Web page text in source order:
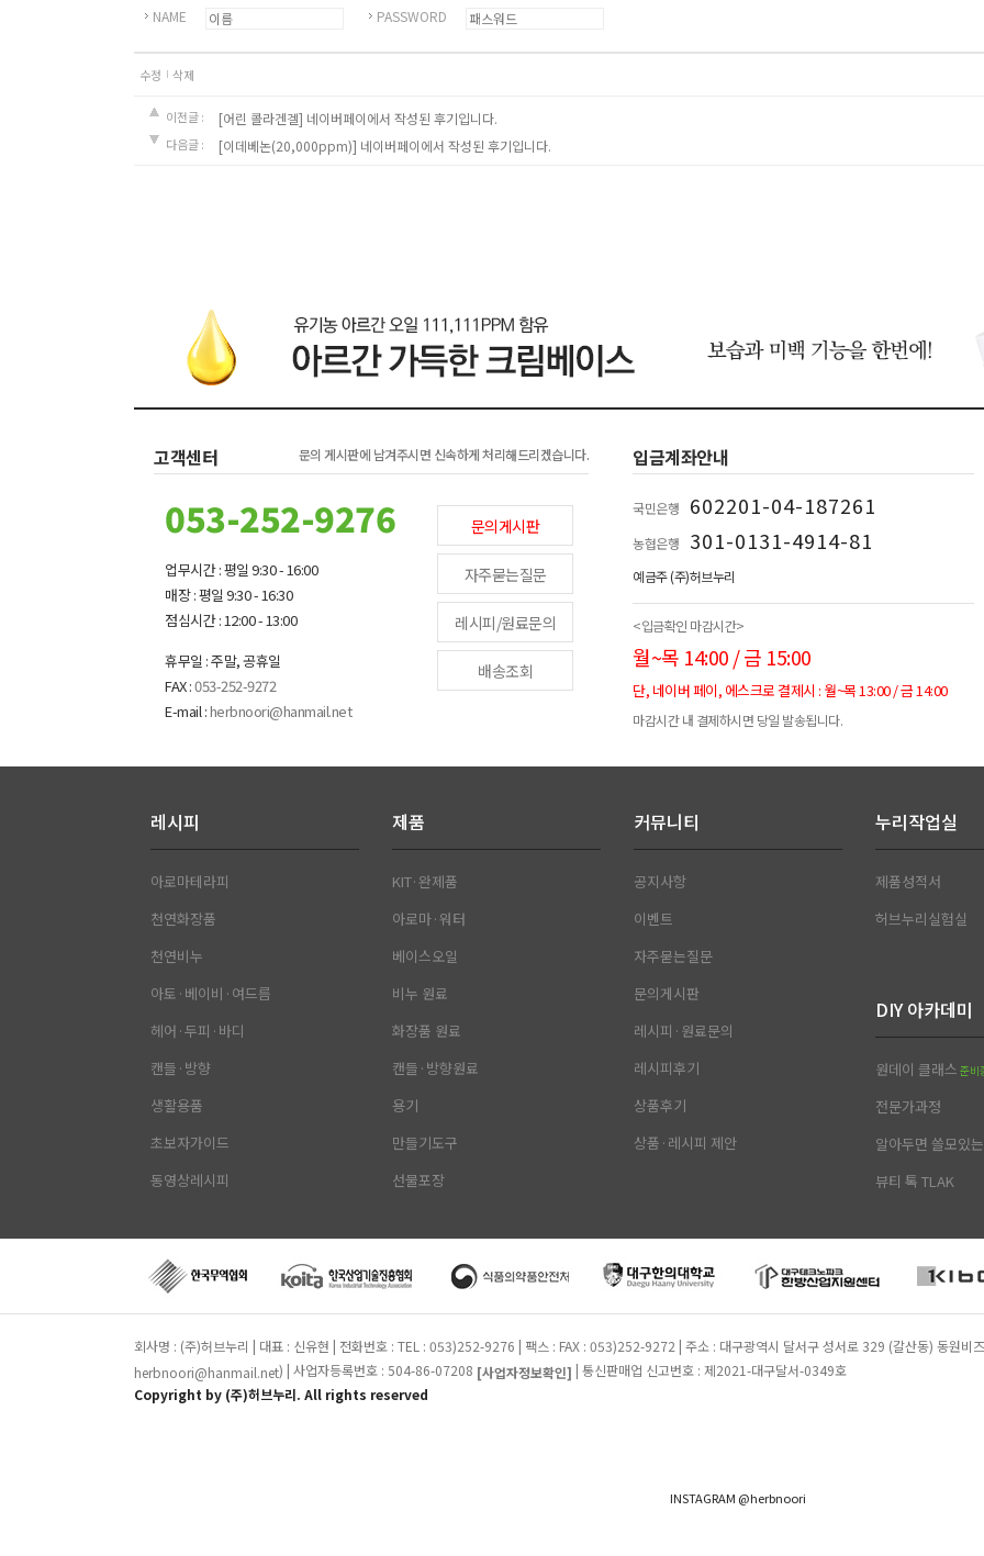
NAME PASSWORD
수정 삭제
이전글 : [어린 콜라겐겔] 네이버페이에서 작성된 후기입니다.
다음글 : [이데베논(20,000ppm)] 네이버페이에서 작성된 후기입니다.
고객센터 문의 게시판에 남겨주시면 신속하게 처리해드리겠습니다.
053-252-9276
업무시간 : 평일 9:30 - 16:00
매장 : 평일 9:30 - 16:30
점심시간 : 12:00 - 13:00
휴무일 : 주말, 공휴일
FAX :053-252-9272
E-mail :herbnoori@hanmail.net
문의게시판
자주묻는질문
레시피/원료문의
배송조회
입금계좌안내
국민은행 602201-04-187261
농협은행 301-0131-4914-81
예금주 (주)허브누리
<입금확인 마감시간>
월~목 14:00 / 금 15:00
단, 네이버 페이, 에스크로 결제시 : 월~목 13:00 / 금 14:00
마감시간 내 결제하시면 당일 발송됩니다.
레시피
아로마테라피
천연화장품
천연비누
아토·베이비·여드름
헤어·두피·바디
캔들·방향
생활용품
초보자가이드
동영상레시피
제품
KIT·완제품
아로마·워터
베이스오일
비누 원료
화장품 원료
캔들·방향원료
용기
만들기도구
선물포장
커뮤니티
공지사항
이벤트
자주묻는질문
문의게시판
레시피·원료문의
레시피후기
상품후기
상품·레시피 제안
누리작업실
제품성적서
허브누리실험실
DIY 아카데미
원데이 클래스 준비
전문가과정
알아두면 쓸모있
뷰티 톡 TLAK
회사명 : (주)허브누리 | 대표 : 신유현 | 전화번호 : TEL : 053)252-9276 | 팩스 : FAX : 053)252-9272 | 주소 : 대구광역시 달서구 성서로 329 (갈산동) 동원비
herbnoori@hanmail.net) | 사업자등록번호 : 504-86-07208 [사업자정보확인] | 통신판매업 신고번호 : 제2021-대구달서-0349호
Copyright by (주)허브누리. All rights reserved
INSTAGRAM @herbnoori